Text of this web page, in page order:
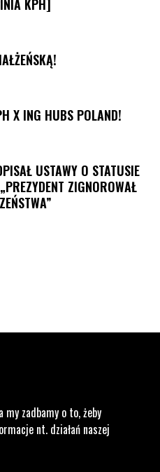
KPH]
X ING HUBS POLAND!
USTAWY O STATUSIE
ZIGNOROWAŁ
my zadbamy o to, żeby
nt. działań naszej